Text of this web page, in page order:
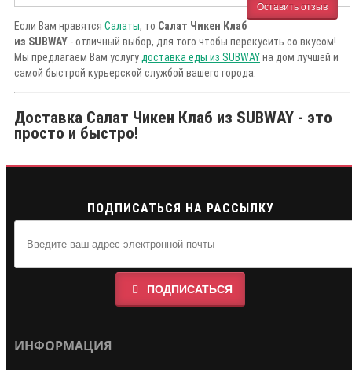
Оставить отзыв
Если Вам нравятся Салаты, то Салат Чикен Клаб
из SUBWAY - отличный выбор, для того чтобы перекусить со вкусом!
Мы предлагаем Вам услугу доставка еды из SUBWAYна дом лучшей и
самой быстрой курьерской службой вашего города.
Доставка Салат Чикен Клаб из SUBWAY - это
просто и быстро!
ПОДПИСАТЬСЯ НА РАССЫЛКУ
ПОДПИСАТЬСЯ
ИНФОРМАЦИЯ